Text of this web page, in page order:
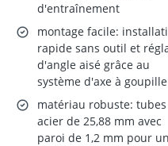
d'entraînement
montage facile:
rapide sans outil et
d'angle aisé grâce au
système d'axe à goupille
matériau robuste:
acier de 25,88 mm avec
paroi de 1,2 mm pour